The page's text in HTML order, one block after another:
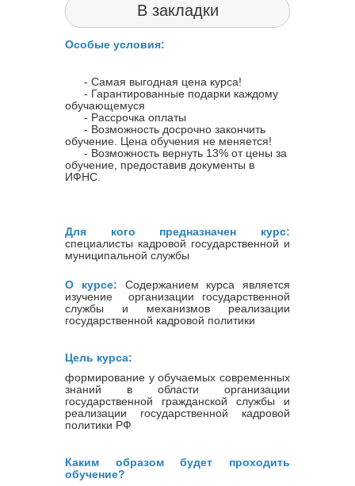
В закладки
Особые условия:
- Самая выгодная цена курса!
- Гарантированные подарки каждому
обучающемуся
- Рассрочка оплаты
- Возможность досрочно закончить
обучение. Цена обучения не меняется!
- Возможность вернуть 13% от цены за
обучение, предоставив документы в
ИФНС.
Для кого предназначен курс:
специалисты кадровой государственной и
муниципальной службы
О курсе: Содержанием курса является
изучение организации государственной
службы и механизмов реализации
государственной кадровой политики
Цель курса:
формирование у обучаемых современных
знаний в области организации
государственной гражданской службы и
реализации государственной кадровой
политики РФ
Каким образом будет проходить
обучение?